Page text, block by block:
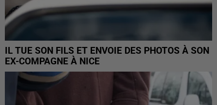
IL TUE SON FILS ET ENVOIE DES PHOTOS À SON
EX-COMPAGNE À NICE